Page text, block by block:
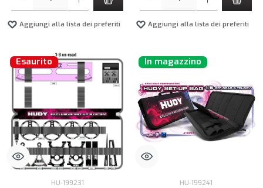
Aggiungi alla lista dei preferiti Aggiungi alla lista dei preferiti
Esaurito
HU-199231
In magazzino
HU-199241